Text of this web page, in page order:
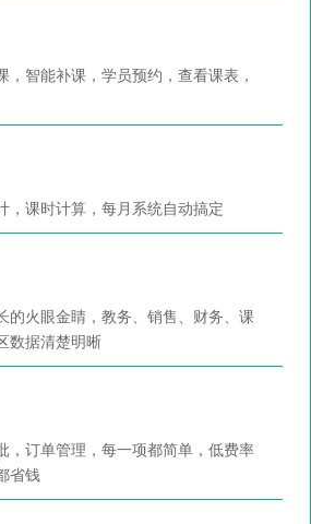
，智能补课，学员预约，查看课表，
，课时计算，每月系统自动搞定
的火眼金睛，教务、销售、财务、课
数据清楚明晰
，订单管理，每一项都简单，低费率
省钱